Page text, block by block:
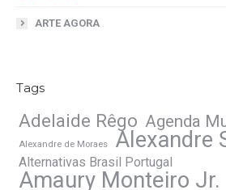
ARTE AGORA
Tags
Adelaide Rêgo Agenda
Alexandre de Moraes Alexandre
Alternativas Brasil Portugal
Amaury Monteiro Jr.